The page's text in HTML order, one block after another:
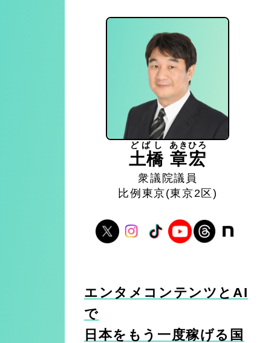
土橋
どばし
章宏
あきひろ
衆議院議員
比例東京(東京2区)
エンタメコンテンツとAI
で
日本をもう一度稼げる国